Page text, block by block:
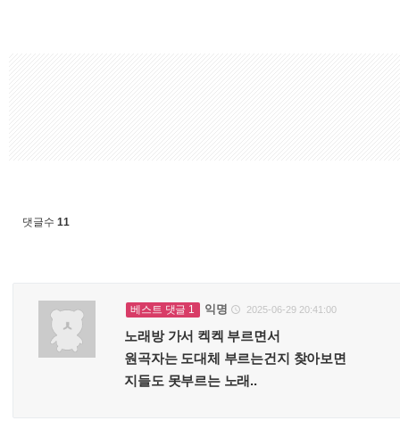
댓글수 11
베스트 댓글 1 익명  2025-06-29 20:41:00
노래방 가서 켁켁 부르면서
원곡자는 도대체 부르는건지 찾아보면
지들도 못부르는 노래..